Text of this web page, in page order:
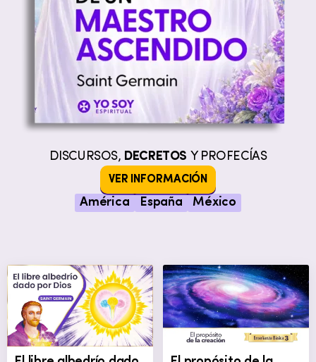
DISCURSOS, DECRETOS Y PROFECÍAS
VER INFORMACIÓN
América España México